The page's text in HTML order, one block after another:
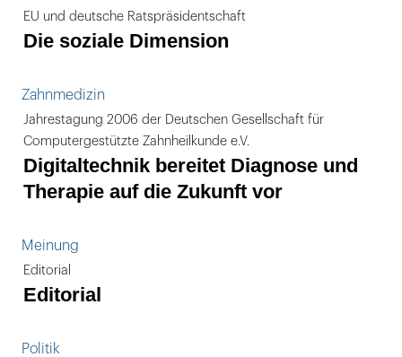
EU und deutsche Ratspräsidentschaft
Die soziale Dimension
Zahnmedizin
Jahrestagung 2006 der Deutschen Gesellschaft für
Computergestützte Zahnheilkunde e.V.
Digitaltechnik bereitet Diagnose und
Therapie auf die Zukunft vor
Meinung
Editorial
Editorial
Politik